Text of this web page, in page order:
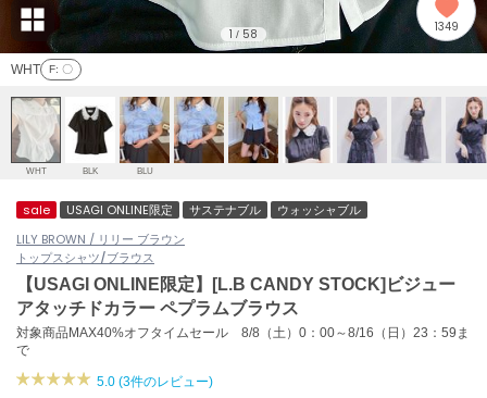
ョン雑貨 (848)
/ランジェリー (127)
ェア (124)
(121)
Ame no chi Hare
アメノチハレ
AMOMMA
アモマ
ánuans
アニュアンス
ànuke
アンヌーク
ASICS
アシックス
バレリット
WHT F: 〇
1 / 58 1349
WHT BLK BLU
sale USAGI ONLINE限定 サステナブル
ウォッシャブル
LILY BROWN / リリー ブラウン
トップスシャツ/ブラウス
【USAGI ONLINE限定】[L.B CANDY STOCK]ビジュー
アタッチドカラー ペプラムブラウス
対象商品MAX40%オフタイムセール 8/8（土）0：00～8/16（日）23：59ま
で
5.0 (3件のレビュー)